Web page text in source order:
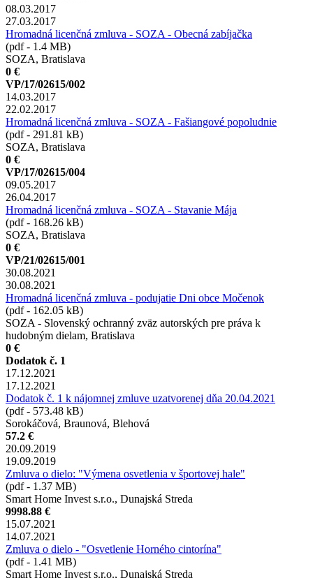
08.03.2017
27.03.2017
Hromadná licenčná zmluva - SOZA - Obecná zabíjačka
(pdf - 1.4 MB)
SOZA, Bratislava
0 €
VP/17/02615/002
14.03.2017
22.02.2017
Hromadná licenčná zmluva - SOZA - Fašiangové popoludnie
(pdf - 291.81 kB)
SOZA, Bratislava
0 €
VP/17/02615/004
09.05.2017
26.04.2017
Hromadná licenčná zmluva - SOZA - Stavanie Mája
(pdf - 168.26 kB)
SOZA, Bratislava
0 €
VP/21/02615/001
30.08.2021
30.08.2021
Hromadná licenčná zmluva - podujatie Dni obce Močenok
(pdf - 162.05 kB)
SOZA - Slovenský ochranný zväz autorských pre práva k
hudobným dielam, Bratislava
0 €
Dodatok č. 1
17.12.2021
17.12.2021
Dodatok č. 1 k nájomnej zmluve uzatvorenej dňa 20.04.2021
(pdf - 573.48 kB)
Sorokáčová, Braunová, Blehová
57.2 €
20.09.2019
19.09.2019
Zmluva o dielo: "Výmena osvetlenia v športovej hale"
(pdf - 1.37 MB)
Smart Home Invest s.r.o., Dunajská Streda
9998.88 €
15.07.2021
14.07.2021
Zmluva o dielo - "Osvetlenie Horného cintorína"
(pdf - 1.41 MB)
Smart Home Invest s.r.o., Dunajská Streda